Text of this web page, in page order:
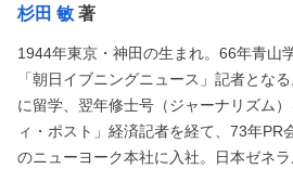
杉田 敏 著
1944年東京・神田の生まれ。66年青山
「朝日イブニングニュース」記者とな
に留学、翌年修士号（ジャーナリズム
ィ・ポスト」経済記者を経て、73年PR
のニューヨーク本社に入社。日本ゼネ